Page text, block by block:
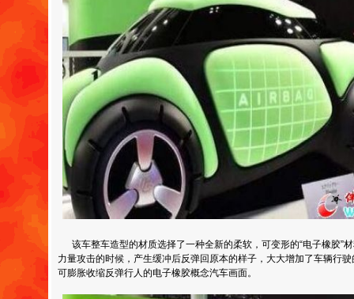
该车整车造型的材质选择了一种全新的柔软，可变形的“电子橡胶”
力量攻击的时候，产生缓冲后反弹回原本的样子，大大增加了车辆行
可膨胀收缩反弹行人的电子橡胶概念汽车画面。